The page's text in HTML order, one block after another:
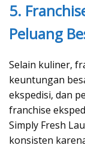
5.
Peluang
Selain kuliner,
keuntungan
ekspedisi, dan
franchise
Simply Fresh
konsisten